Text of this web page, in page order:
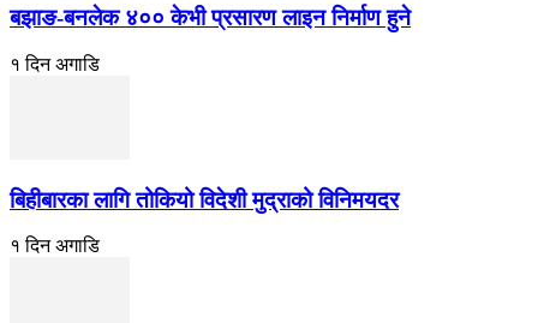
बझाङ-बनलेक ४०० केभी प्रसारण लाइन निर्माण हुने
१ दिन अगाडि
बिहीबारका लागि तोकियो विदेशी मुद्राको विनिमयदर
१ दिन अगाडि